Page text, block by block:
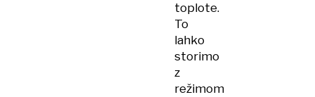
toplote.
To
lahko
storimo
z
režimom